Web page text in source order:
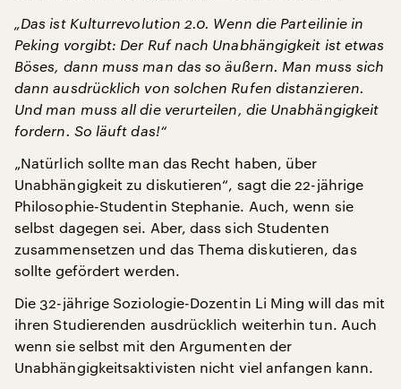
„Das ist Kulturrevolution 2.0. Wenn die Parteilinie in
Peking vorgibt: Der Ruf nach Unabhängigkeit ist etwas
Böses, dann muss man das so äußern. Man muss sich
dann ausdrücklich von solchen Rufen distanzieren.
Und man muss all die verurteilen, die Unabhängigkeit
fordern. So läuft das!“
„Natürlich sollte man das Recht haben, über
Unabhängigkeit zu diskutieren“, sagt die 22-jährige
Philosophie-Studentin Stephanie. Auch, wenn sie
selbst dagegen sei. Aber, dass sich Studenten
zusammensetzen und das Thema diskutieren, das
sollte gefördert werden.
Die 32-jährige Soziologie-Dozentin Li Ming will das mit
ihren Studierenden ausdrücklich weiterhin tun. Auch
wenn sie selbst mit den Argumenten der
Unabhängigkeitsaktivisten nicht viel anfangen kann.